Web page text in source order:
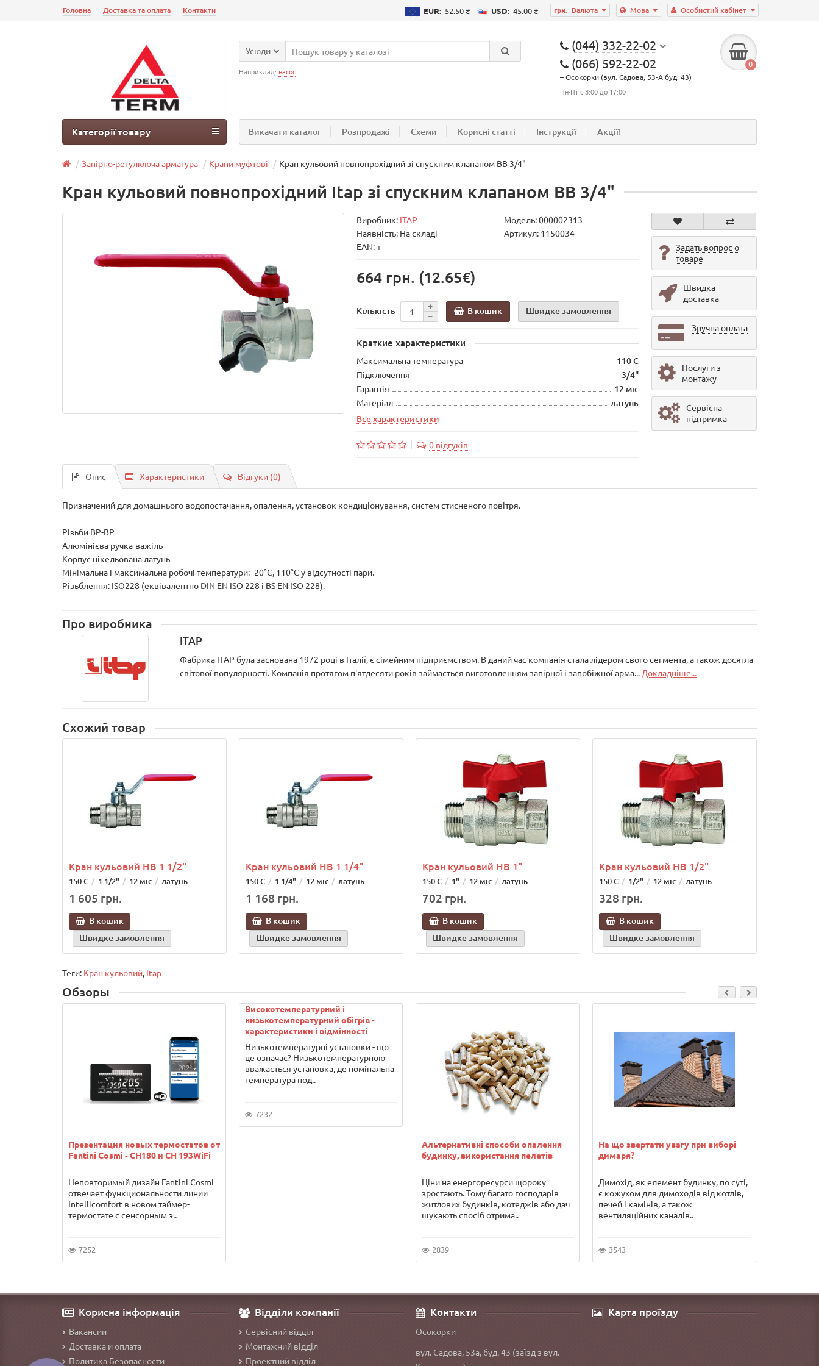
Особистий кабінет
Мова
грн. Валюта
EUR: 52.50 ₴ USD: 45.00 ₴
Головна Доставка та оплата Контакти
(044) 332-22-02
(066) 592-22-02
– Осокорки (вул. Садова, 53-А буд. 43)
Пн-Пт с 8:00 до 17:00
0
Усюди
Наприклад: насос
Викачати каталог Розпродажі Схеми Корисні статті Інструкції Акції!
Категорії товару
Запірно-регулююча арматура Крани муфтові Кран кульовий повнопрохідний зі спускним клапаном ВВ 3/4"
Кран кульовий повнопрохідний Itap зі спускним клапаном ВВ 3/4"
Виробник: ITAP Модель:000002313
Наявність: На складі
Артикул: 1150034
EAN: +
664 грн. (12.65€)
Кількість В кошик Швидке замовлення
Краткие характеристики
Максимальна температура 110 С
Підключення 3/4"
Гарантія 12 міс
Матеріал
латунь
Все характеристики
0 відгуків
Задать вопрос о
товаре
Швидка
доставка
Зручна оплата
Послуги з
монтажу
Сервісна
підтримка
Опис Характеристики Відгуки (0)
Призначений для домашнього водопостачання, опалення, установок кондиціонування, систем стисненого повітря.
Різьби ВР-ВР
Алюмінієва ручка-важіль
Корпус нікельована латунь
Мінімальна і максимальна робочі температури: -20°C, 110°C у відсутності пари.
Різьблення: ISO228 (еквівалентно DIN EN ISO 228 і BS EN ISO 228).
Про виробника
ITAP
Фабрика ITAP була заснована 1972 році в Італії, є сімейним підприємством. В даний час компанія стала лідером свого сегмента, а також досягла
світової популярності. Компанія протягом п'ятдесяти років займається виготовленням запірної і запобіжної арма... Докладніше...
Схожий товар
Кран кульовий НВ 1 1/2"
150 С 1 1/2" 12 міс латунь
1 605 грн.
В кошик
Швидке замовлення
Кран кульовий НВ 1 1/4"
150 С 1 1/4" 12 міс латунь
1 168 грн.
В кошик
Швидке замовлення
Кран кульовий НВ 1"
150 С 1" 12 міс латунь
702 грн.
В кошик
Швидке замовлення
Кран кульовий НВ 1/2"
150 С 1/2" 12 міс латунь
328 грн.
В кошик
Швидке замовлення
Теги: Кран кульовий, Itap
Обзоры
Презентация новых термостатов от
Fantini Cosmi - CH180 и CH 193WiFi
Неповторимый дизайн Fantini Cosmi
отвечает функциональности линии
Intellicomfort в новом таймер-
термостате с сенсорным э..
7252
Високотемпературний і
низькотемпературний обігрів -
характеристики і відмінності
Низькотемпературні установки - що
це означає? Низькотемпературною
вважається установка, де номінальна
температура под..
7232
Альтернативні способи опалення
будинку, використання пелетів
Ціни на енергоресурси щороку
зростають. Тому багато господарів
житлових будинків, котеджів або дач
шукають спосіб отрима..
2839
На що звертати увагу при виборі
димаря?
Димохід, як елемент будинку, по суті,
є кожухом для димоходів від котлів,
печей і камінів, а також
вентиляційних каналів..
3543
Корисна інформація
Вакансии
Доставка и оплата
Политика Безопасности
Відділи компанії
Сервісний відділ
Монтажний відділ
Проектний відділ
Контакти
Осокорки
вул. Садова, 53а, буд. 43 (заїзд з вул.
Карта проїзду